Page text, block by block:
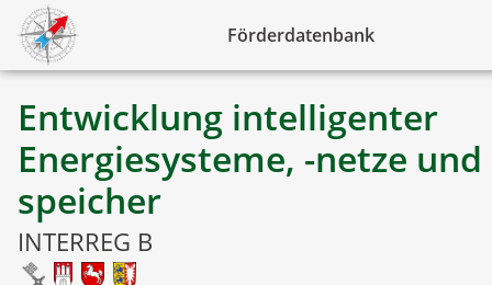
Förderdatenbank
Entwicklung intelligenter
Energiesysteme, -netze und
speicher
INTERREG B